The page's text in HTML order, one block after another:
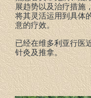
展趋势以及治疗措施
将其灵活运用到具体
意的疗效。
已经在维多利亚行医
针灸及推拿。